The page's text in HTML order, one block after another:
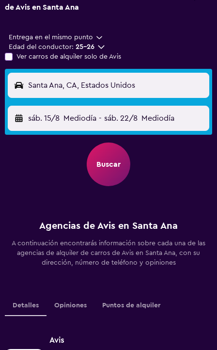
de Avis en Santa Ana
Entrega en el mismo punto
Edad del conductor: 25-26
Ver carros de alquiler solo de Avis
Santa Ana, CA, Estados Unidos
sáb. 15/8 Mediodía - sáb. 22/8 Mediodía
Buscar
Agencias de Avis en Santa Ana
A continuación encontrarás información sobre cada una de las
agencias de alquiler de carros de Avis en Santa Ana, con su
dirección, número de teléfono y opiniones
Detalles Opiniones Puntos de alquiler
Avis